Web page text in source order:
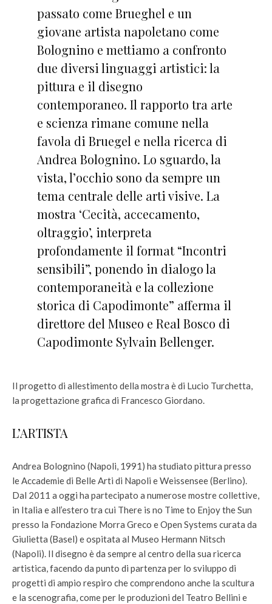
passato come Brueghel e un
giovane artista napoletano come
Bolognino e mettiamo a confronto
due diversi linguaggi artistici: la
pittura e il disegno
contemporaneo. Il rapporto tra arte
e scienza rimane comune nella
favola di Bruegel e nella ricerca di
Andrea Bolognino. Lo sguardo, la
vista, l’occhio sono da sempre un
tema centrale delle arti visive. La
mostra ‘Cecità, accecamento,
oltraggio’, interpreta
profondamente il format “Incontri
sensibili”, ponendo in dialogo la
contemporaneità e la collezione
storica di Capodimonte” afferma il
direttore del Museo e Real Bosco di
Capodimonte Sylvain Bellenger.
Il progetto di allestimento della mostra è di Lucio Turchetta,
la progettazione grafica di Francesco Giordano.
L’ARTISTA
Andrea Bolognino (Napoli, 1991) ha studiato pittura presso
le Accademie di Belle Arti di Napoli e Weissensee (Berlino).
Dal 2011 a oggi ha partecipato a numerose mostre collettive,
in Italia e all’estero tra cui There is no Time to Enjoy the Sun
presso la Fondazione Morra Greco e Open Systems curata da
Giulietta (Basel) e ospitata al Museo Hermann Nitsch
(Napoli). Il disegno è da sempre al centro della sua ricerca
artistica, facendo da punto di partenza per lo sviluppo di
progetti di ampio respiro che comprendono anche la scultura
e la scenografia, come per le produzioni del Teatro Bellini e